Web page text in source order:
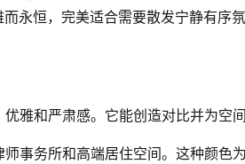
永恒，完美适合需要散发宁静有序氛
雅和严肃感。它能创造对比并为空间
事务所和高端居住空间。这种颜色